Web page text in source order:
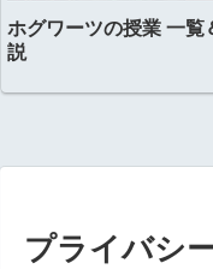
ホグワーツの授業 一覧
説
プライバシ